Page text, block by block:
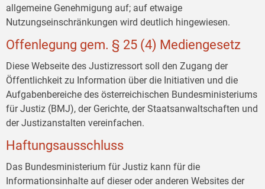
allgemeine Genehmigung auf; auf etwaige
Nutzungseinschränkungen wird deutlich hingewiesen.
Offenlegung gem. § 25 (4) Mediengesetz
Diese Webseite des Justizressort soll den Zugang der
Öffentlichkeit zu Information über die Initiativen und die
Aufgabenbereiche des österreichischen Bundesministeriums
für Justiz (BMJ), der Gerichte, der Staatsanwaltschaften und
der Justizanstalten vereinfachen.
Haftungsausschluss
Das Bundesministerium für Justiz kann für die
Informationsinhalte auf dieser oder anderen Websites der